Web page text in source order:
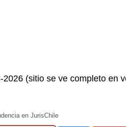
(sitio se ve completo en
en JurisChile